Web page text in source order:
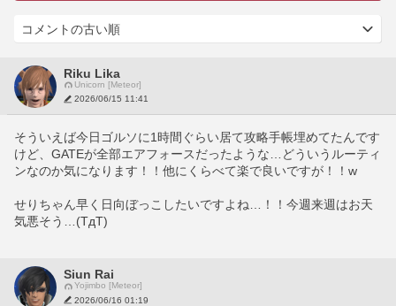
Riku Lika
Unicorn [Meteor]
2026/06/15 11:41
そういえば今日ゴルソに1時間ぐらい居て攻略手帳埋めてたんです
けど、GATEが全部エアフォースだったような…どういうルーティ
ンなのか気になります！！他にくらべて楽で良いですが！！w
せりちゃん早く日向ぼっこしたいですよね…！！今週来週はお天
気悪そう…(TдT)
Siun Rai
Yojimbo [Meteor]
2026/06/16 01:19